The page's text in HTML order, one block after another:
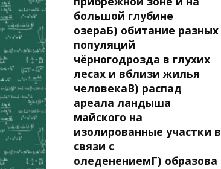
большой глубине
озераБ) обитание разных
популяций
чёрногодрозда в глухих
лесах и вблизи жилья
человекаВ) распад
ареала ландыша
майского на
изолированные участки в
связи с
оледенениемГ) образова